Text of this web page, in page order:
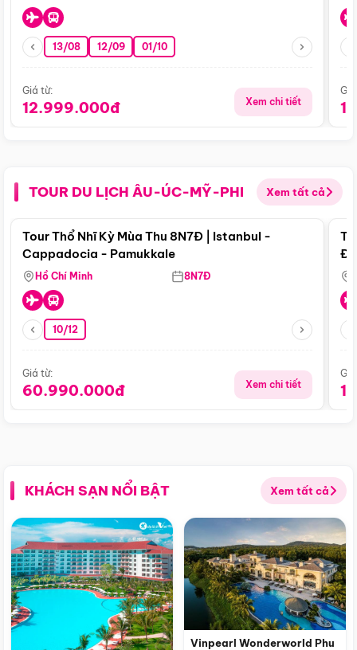
13/08 12/09 01/10
Giá từ:
12.999.000đ Xem chi tiết
TOUR DU LỊCH ÂU-ÚC-MỸ-PHI Xem tất cả
Điểm nổi bật
Tour Thổ Nhĩ Kỳ Mùa Thu 8N7Đ | Istanbul -
Cappadocia - Pamukkale
Hồ Chí Minh 8N7Đ
10/12
Giá từ:
60.990.000đ Xem chi tiết
KHÁCH SẠN NỔI BẬT Xem tất cả
Vinpearl Wonderworld Phu